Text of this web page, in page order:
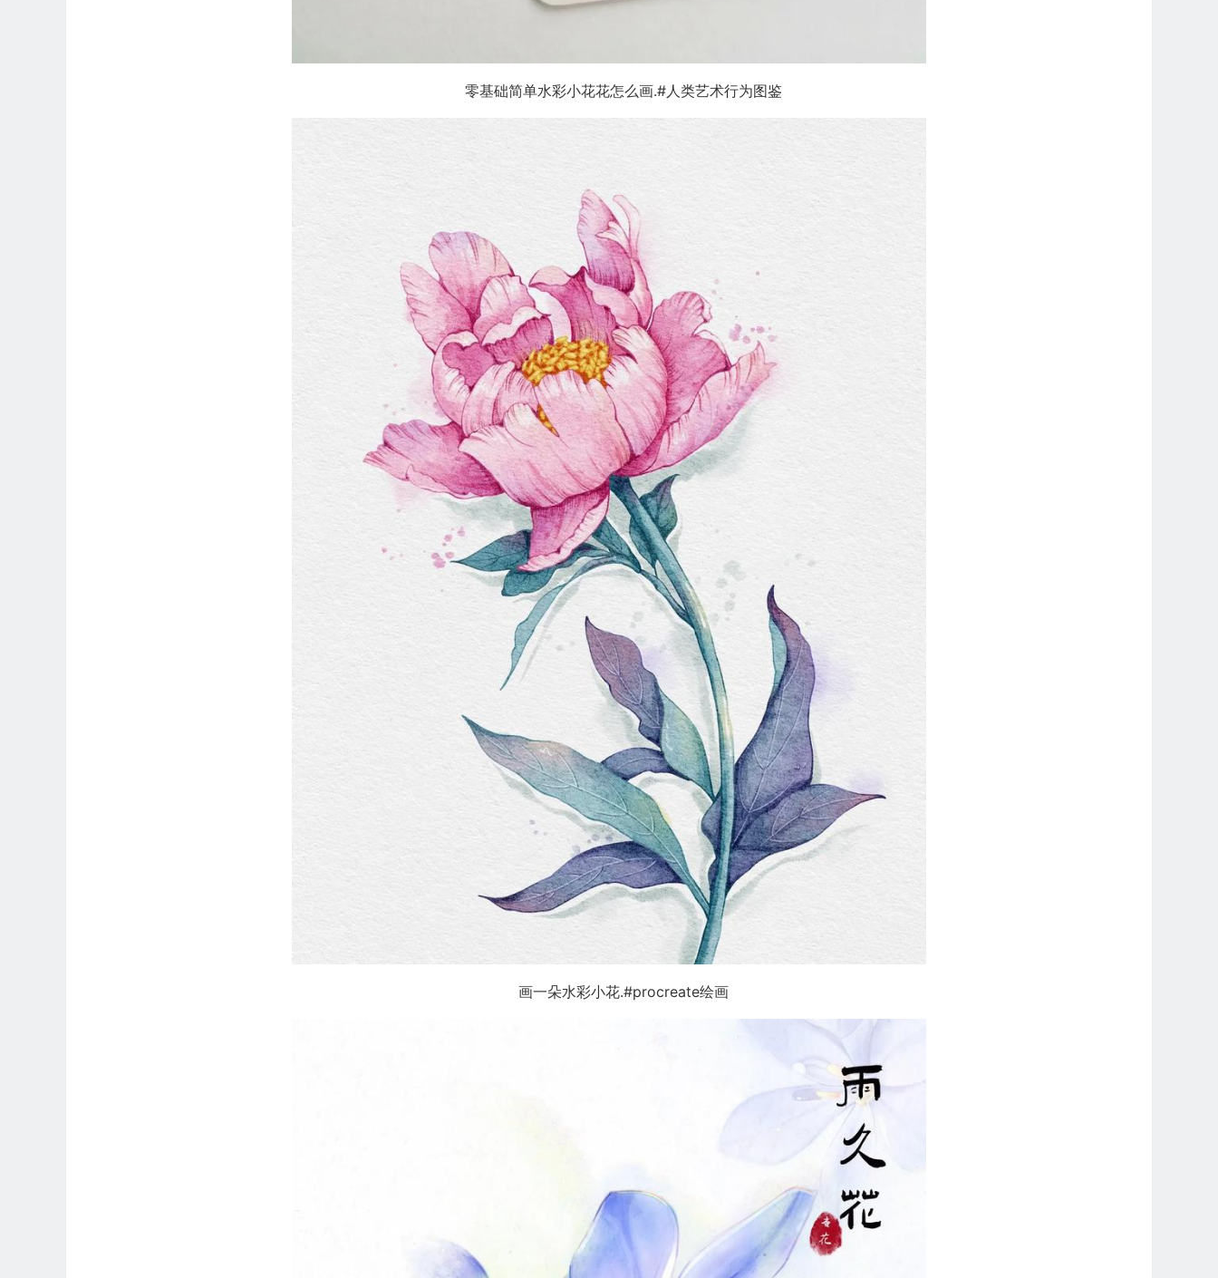
零基础简单水彩小花花怎么画.#人类艺术行为图鉴
画一朵水彩小花.#procreate绘画